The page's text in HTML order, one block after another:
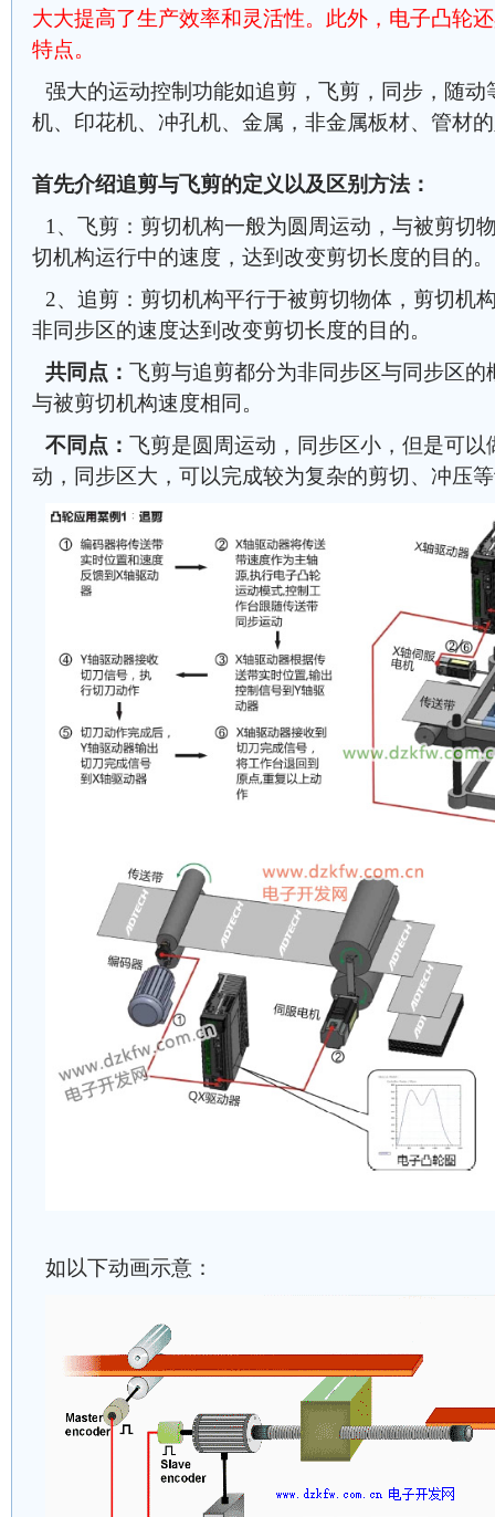
大大提高了生产效率和灵活性。此外，电子凸轮
特点。
强大的运动控制功能如追剪，飞剪，同步，随
机、印花机、冲孔机、金属，非金属板材、管材
首先介绍追剪与飞剪的定义以及区别方法：
1、飞剪：剪切机构一般为圆周运动，与被剪切
切机构运行中的速度，达到改变剪切长度的目的。
2、追剪：剪切机构平行于被剪切物体，剪切机
非同步区的速度达到改变剪切长度的目的。
共同点： 飞剪与追剪都分为非同步区与同步区
与被剪切机构速度相同。
不同点： 飞剪是圆周运动，同步区小，但是可
动，同步区大，可以完成较为复杂的剪切、冲压
如以下动画示意：